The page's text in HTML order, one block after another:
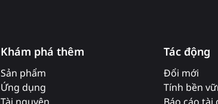
Khám phá thêm
Sản phẩm
Ứng dụng
Tác động
Đổi mới
Tính bền